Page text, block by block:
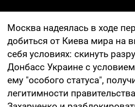
Москва надеялась в ходе
добиться от Киева мира на
себя условиях: скинуть
Донбасс Украине с
ему "особого статуса",
легитимности